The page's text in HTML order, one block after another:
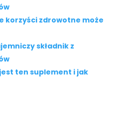
korzyści zdrowotne może
składnik z
ten suplement i jak